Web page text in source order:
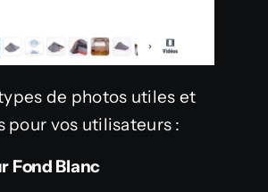
de photos utiles et
pour vos utilisateurs :
Fond Blanc